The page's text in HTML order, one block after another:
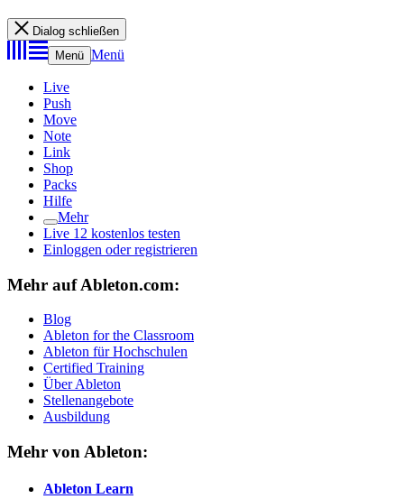
Dialog schließen
Menü Menü
Live
Push
Move
Note
Link
Shop
Packs
Hilfe
Mehr
Live 12 kostenlos testen
Einloggen oder registrieren
Mehr auf Ableton.com:
Blog
Ableton for the Classroom
Ableton für Hochschulen
Certified Training
Über Ableton
Stellenangebote
Ausbildung
Mehr von Ableton:
Ableton Learn